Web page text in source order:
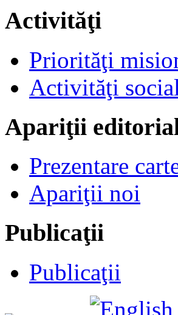
Activităţi
Priorităţi
Activităţi
Apariţii
Prezentare
Apariţii noi
Publicaţii
Publicaţii